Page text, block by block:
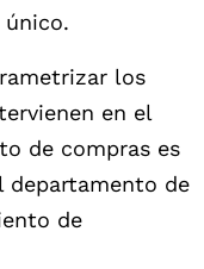
los
en el
de compras es
de
de